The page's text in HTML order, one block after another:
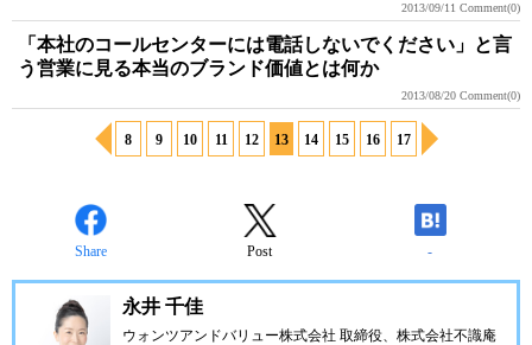
2013/09/11 Comment(0)
「本社のコールセンターには電話しないでください」と言
う営業に見る本当のブランド価値とは何か
2013/08/20 Comment(0)
8 9 10 11 12 13 14 15 16 17
Share Post -
永井 千佳
ウォンツアンドバリュー株式会社 取締役、株式会社不識庵